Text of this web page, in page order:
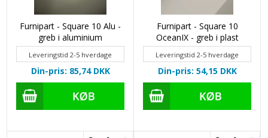
Furnipart - Square 10 Alu -
greb i aluminium
Leveringstid 2-5 hverdage
Din-pris: 85,74 DKK
Furnipart - Square 10
OceanIX - greb i plast
Leveringstid 2-5 hverdage
Din-pris: 54,15 DKK